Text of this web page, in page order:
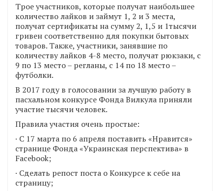
Трое участников, которые получат наибольшее
количество лайков и займут 1, 2 и 3 места,
получат сертификаты на сумму 2, 1,5 и 1тысячи
гривен соответственно для покупки бытовых
товаров. Также, участники, занявшие по
количеству лайков 4-8 место, получат рюкзаки, с
9 по 13 место – регланы, с 14 по 18 место –
футболки.
В 2017 году в голосовании за лучшую работу в
пасхальном конкурсе Фонда Вилкула приняли
участие тысячи человек.
Правила участия очень простые:
· С 17 марта по 6 апреля поставить «Нравится»
странице Фонда «Украинская перспектива» в
Facebook;
· Сделать репост поста о Конкурсе к себе на
страницу;